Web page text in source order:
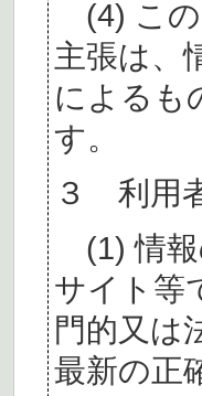
(4) この
主張は、
によるも
す。
３ 利用
(1) 情報
サイト等
門的又は
最新の正